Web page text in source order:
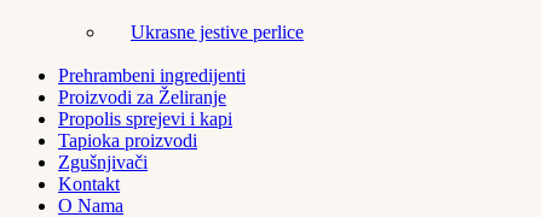
Ukrasne jestive perlice
Prehrambeni ingredijenti
Proizvodi za Želiranje
Propolis sprejevi i kapi
Tapioka proizvodi
Zgušnjivači
Kontakt
O Nama